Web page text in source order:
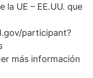
la UE – EE.UU. que
participant?
más información